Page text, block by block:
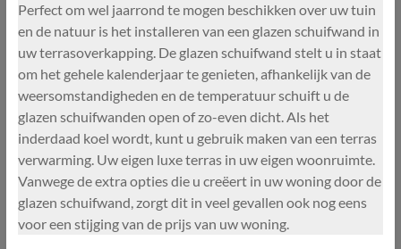
Perfect om wel jaarrond te mogen beschikken over uw tuin
en de natuur is het installeren van een glazen schuifwand in
uw terrasoverkapping. De glazen schuifwand stelt u in staat
om het gehele kalenderjaar te genieten, afhankelijk van de
weersomstandigheden en de temperatuur schuift u de
glazen schuifwanden open of zo-even dicht. Als het
inderdaad koel wordt, kunt u gebruik maken van een terras
verwarming. Uw eigen luxe terras in uw eigen woonruimte.
Vanwege de extra opties die u creëert in uw woning door de
glazen schuifwand, zorgt dit in veel gevallen ook nog eens
voor een stijging van de prijs van uw woning.